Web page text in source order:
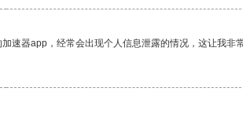
速器app，经常会出现个人信息泄露的情况，这让我非常